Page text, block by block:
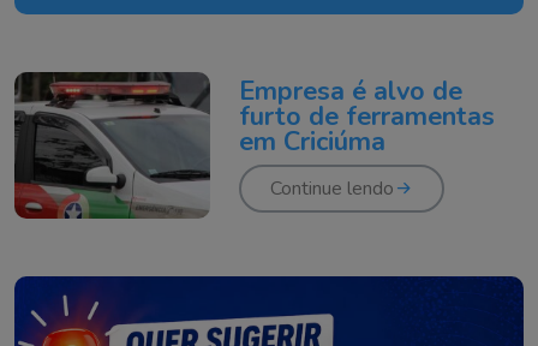
Empresa é alvo de
furto de ferramentas
em Criciúma
Continue lendo